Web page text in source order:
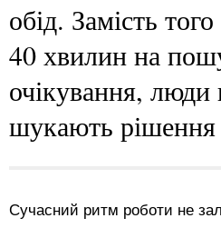
обід. Замість
40 хвилин на
очікування, люди
шукають рішення
Сучасний ритм роботи не